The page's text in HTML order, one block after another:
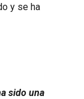
y se ha
sido una